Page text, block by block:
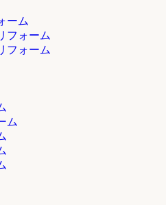
ーム
フォーム
フォーム
ム